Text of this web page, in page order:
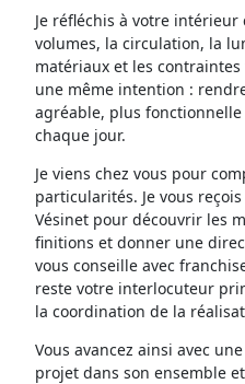
Je réfléchis à votre intérieur
volumes, la circulation, la
matériaux et les
une même intention :
agréable, plus
chaque jour.
Je viens chez vous pour
particularités. Je vous
Vésinet pour découvrir les
finitions et donner une
vous conseille avec
reste votre interlocuteur
la coordination de la
Vous avancez ainsi avec
projet dans son ensemble